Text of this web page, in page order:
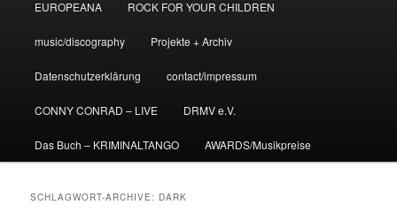
EUROPEANA ROCK FOR YOUR CHILDREN
music/discography Projekte + Archiv
Datenschutzerklärung contact/impressum
CONNY CONRAD – LIVE DRMV e.V.
Das Buch – KRIMINALTANGO AWARDS/Musikpreise
SCHLAGWORT-ARCHIVE: DARK